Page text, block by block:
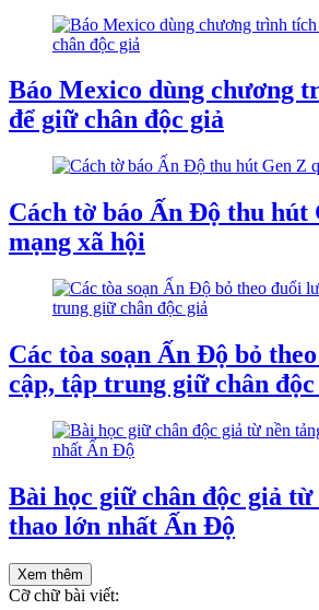
Báo Mexico dùng chương
để giữ chân độc giả
Cách tờ báo Ấn Độ thu hút
mạng xã hội
Các tòa soạn Ấn Độ bỏ
cập, tập trung giữ chân độc
Bài học giữ chân độc giả từ
thao lớn nhất Ấn Độ
Xem thêm
Cỡ chữ bài viết: